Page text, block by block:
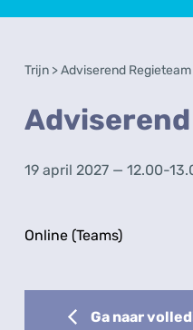
Trijn >Adviserend Regieteam
19 april 2027 — 12.00-
Online (Teams)
Ga naar